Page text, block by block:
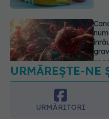
într-
URMĂREȘTE-NE
URMĂRITORI